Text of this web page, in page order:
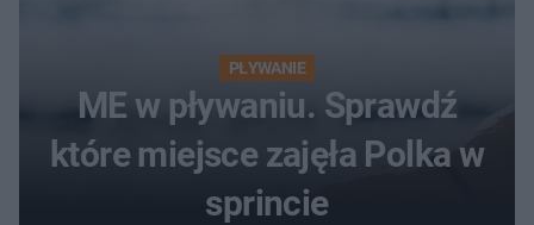
PŁYWANIE
ME w pływaniu. Sprawdź
które miejsce zajęła Polka w
sprincie